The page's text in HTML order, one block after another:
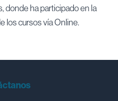
donde ha participado en la
los cursos vía Online.